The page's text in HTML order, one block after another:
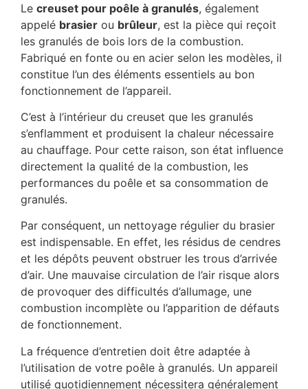
Le creuset pour poêle à granulés, également
appelé brasier ou brûleur, est la pièce qui reçoit
les granulés de bois lors de la combustion.
Fabriqué en fonte ou en acier selon les modèles, il
constitue l’un des éléments essentiels au bon
fonctionnement de l’appareil.
C’est à l’intérieur du creuset que les granulés
s’enflamment et produisent la chaleur nécessaire
au chauffage. Pour cette raison, son état influence
directement la qualité de la combustion, les
performances du poêle et sa consommation de
granulés.
Par conséquent, un nettoyage régulier du brasier
est indispensable. En effet, les résidus de cendres
et les dépôts peuvent obstruer les trous d’arrivée
d’air. Une mauvaise circulation de l’air risque alors
de provoquer des difficultés d’allumage, une
combustion incomplète ou l’apparition de défauts
de fonctionnement.
La fréquence d’entretien doit être adaptée à
l’utilisation de votre poêle à granulés. Un appareil
utilisé quotidiennement nécessitera généralement